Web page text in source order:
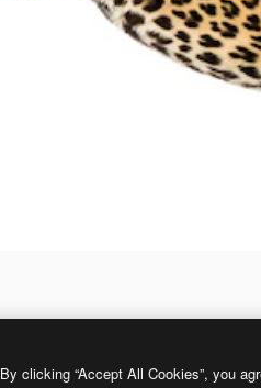
By clicking “Accept All Cookies”, you